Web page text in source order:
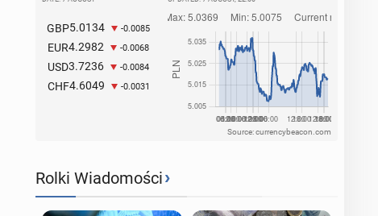
GBP5.0134 -0.0085
EUR4.2982 -0.0068
USD3.7236 -0.0084
CHF4.6049 -0.0031
Source: currencybeacon.com
Rolki Wiadomości›